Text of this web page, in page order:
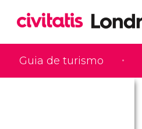
Guia de turismo